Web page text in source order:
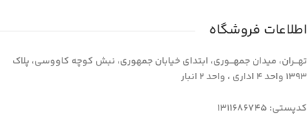
اطلاعات فروشگاه
تهـــران، میدان جمهـــوری، ابتدای خیابان جمهوری، نبش کوچه کاووسی، پلاک
1393 واحد 4 اداری ، واحد 2 انبار
کدپستی: 1311686745